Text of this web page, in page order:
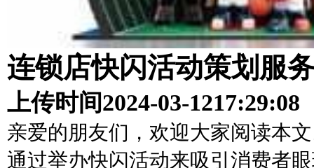
连锁店快闪活动策划服
上传时间2024-03-1217:29:08
亲爱的朋友们，欢迎大家阅读本
通过举办快闪活动来吸引消费者